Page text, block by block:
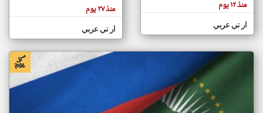
اخبار جزر القمر على مدار الساعة
أهم اخبار جزر القمر العاجلة والمباشرة
هنا عن
وجهة
كاتبيها.
منذ ١٢ يوم
ار تي عربي
منذ ٢٧ يوم
ار تي عربي